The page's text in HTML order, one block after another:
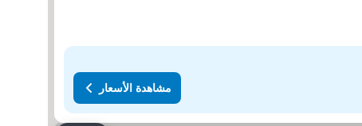
مشاهدة الأسعار